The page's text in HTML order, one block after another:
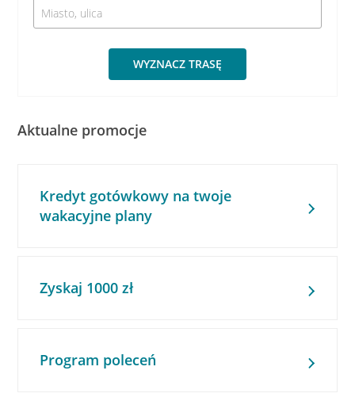
WYZNACZ TRASĘ
Aktualne promocje
Kredyt gotówkowy na twoje
wakacyjne plany
Zyskaj 1000 zł
Program poleceń